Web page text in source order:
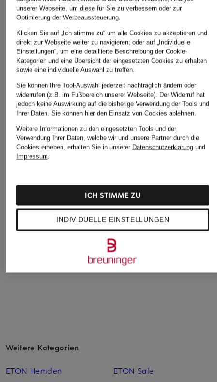
TIGER OF SWEDEN
WILVORST
Set: Kummerbund,
Einstecktuch und
129,99 €
WILVORST
Set: Fliege und
Kummerbund
Weitere Kategorien
ETON Hemden
ETON Sale
unserer Webseite, um diese für Sie zu verbessern oder zur
Optimierung der Werbeaussteuerung.
Klicken Sie auf „Ich stimme zu“ um alle Cookies zu akzeptieren und
direkt zur Webseite weiter zu navigieren; oder auf „Individuelle
Einstellungen“, um eine detaillierte Beschreibung der Cookie-
Kategorien und eine Übersicht der eingesetzten Cookies zu erhalten
sowie eine individuelle Auswahl zu treffen.
Sie können Ihre Tool-Auswahl jederzeit nachträglich ändern oder
widerrufen (z.B. im Fußbereich unserer Webseite). Der Widerruf hat
jedoch keine Auswirkung auf die bisherige Verwendung der Tools und
Ihrer Daten. Sie können hierden Einsatz von Cookies ablehnen.
Weitere Informationen zu den eingesetzten Tools und der
Verwendung Ihrer Daten, welche wir und unsere Partner durch die
Cookies erheben, erhalten Sie in unserer Datenschutzerklärungund
Impressum.
INDIVIDUELLE EINSTELLUNGEN
ICH STIMME ZU